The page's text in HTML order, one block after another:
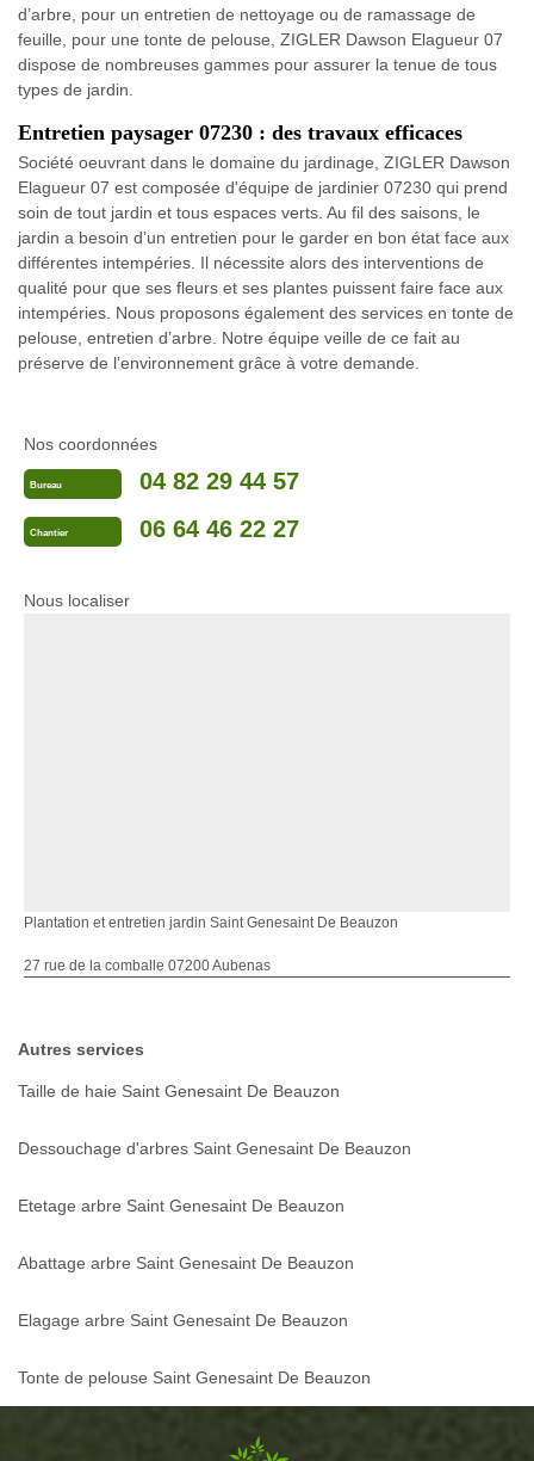
d’arbre, pour un entretien de nettoyage ou de ramassage de
feuille, pour une tonte de pelouse, ZIGLER Dawson Elagueur 07
dispose de nombreuses gammes pour assurer la tenue de tous
types de jardin.
Entretien paysager 07230 : des travaux efficaces
Société oeuvrant dans le domaine du jardinage, ZIGLER Dawson
Elagueur 07 est composée d'équipe de jardinier 07230 qui prend
soin de tout jardin et tous espaces verts. Au fil des saisons, le
jardin a besoin d’un entretien pour le garder en bon état face aux
différentes intempéries. Il nécessite alors des interventions de
qualité pour que ses fleurs et ses plantes puissent faire face aux
intempéries. Nous proposons également des services en tonte de
pelouse, entretien d’arbre. Notre équipe veille de ce fait au
préserve de l’environnement grâce à votre demande.
Nos coordonnées
Bureau 04 82 29 44 57
Chantier 06 64 46 22 27
Nous localiser
Plantation et entretien jardin Saint Genesaint De Beauzon
27 rue de la comballe 07200 Aubenas
Autres services
Taille de haie Saint Genesaint De Beauzon
Dessouchage d'arbres Saint Genesaint De Beauzon
Etetage arbre Saint Genesaint De Beauzon
Abattage arbre Saint Genesaint De Beauzon
Elagage arbre Saint Genesaint De Beauzon
Tonte de pelouse Saint Genesaint De Beauzon